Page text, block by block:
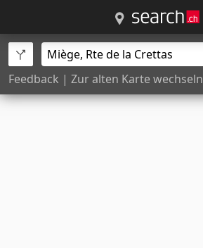
Feedback | Zur alten Karte wechseln